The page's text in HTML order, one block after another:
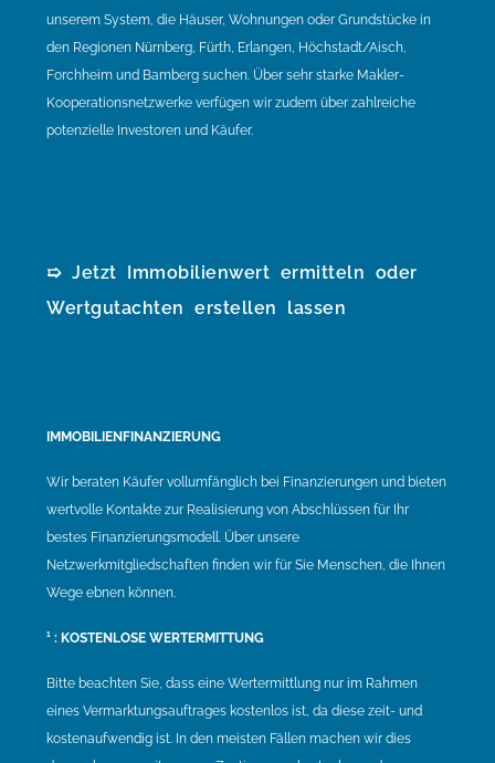
unserem System, die Häuser, Wohnungen oder Grundstücke in
den Regionen Nürnberg, Fürth, Erlangen, Höchstadt/Aisch,
Forchheim und Bamberg suchen. Über sehr starke Makler-
Kooperationsnetzwerke verfügen wir zudem über zahlreiche
potenzielle Investoren und Käufer.
➯ Jetzt Immobilienwert ermitteln oder
Wertgutachten erstellen lassen
IMMOBILIENFINANZIERUNG
Wir beraten Käufer vollumfänglich bei Finanzierungen und bieten
wertvolle Kontakte zur Realisierung von Abschlüssen für Ihr
bestes Finanzierungsmodell. Über unsere
Netzwerkmitgliedschaften finden wir für Sie Menschen, die Ihnen
Wege ebnen können.
¹ : KOSTENLOSE WERTERMITTUNG
Bitte beachten Sie, dass eine Wertermittlung nur im Rahmen
eines Vermarktungsauftrages kostenlos ist, da diese zeit- und
kostenaufwendig ist. In den meisten Fällen machen wir dies